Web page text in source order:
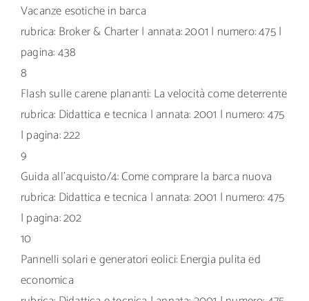
Vacanze esotiche in barca
rubrica: Broker & Charter | annata: 2001 | numero: 475 |
pagina: 438
8
Flash sulle carene plananti: La velocità come deterrente
rubrica: Didattica e tecnica | annata: 2001 | numero: 475
| pagina: 222
9
Guida all’acquisto/4: Come comprare la barca nuova
rubrica: Didattica e tecnica | annata: 2001 | numero: 475
| pagina: 202
10
Pannelli solari e generatori eolici: Energia pulita ed
economica